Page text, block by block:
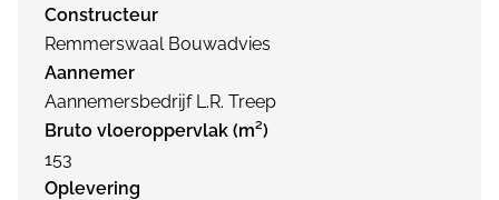
Constructeur
Remmerswaal Bouwadvies
Aannemer
Aannemersbedrijf L.R. Treep
Bruto vloeroppervlak (m²)
153
Oplevering